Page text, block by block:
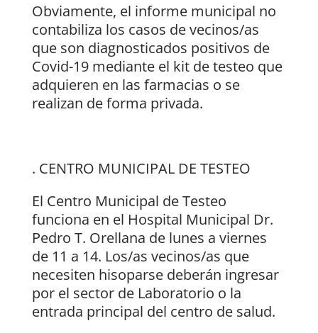
Obviamente, el informe municipal no
contabiliza los casos de vecinos/as
que son diagnosticados positivos de
Covid-19 mediante el kit de testeo que
adquieren en las farmacias o se
realizan de forma privada.
. CENTRO MUNICIPAL DE TESTEO
El Centro Municipal de Testeo
funciona en el Hospital Municipal Dr.
Pedro T. Orellana de lunes a viernes
de 11 a 14. Los/as vecinos/as que
necesiten hisoparse deberán ingresar
por el sector de Laboratorio o la
entrada principal del centro de salud.